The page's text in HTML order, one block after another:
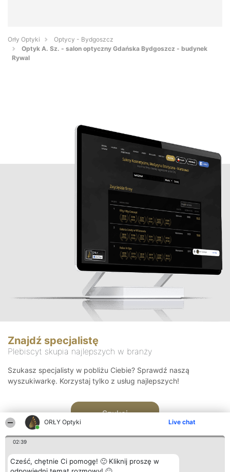
ORŁY Optyki Live chat
02:39
Cześć, chętnie Ci pomogę! 🙂 Kliknij proszę w
Orły Optyki
Optycy - Bydgoszcz
Optyk A. Sz. - salon optyczny Gdańska Bydgoszcz - budynek
Rywal
Znajdź specjalistę
Plebiscyt skupia najlepszych w branży
Szukasz specjalisty w pobliżu Ciebie? Sprawdź naszą
wyszukiwarkę. Korzystaj tylko z usług najlepszych!
Szukaj